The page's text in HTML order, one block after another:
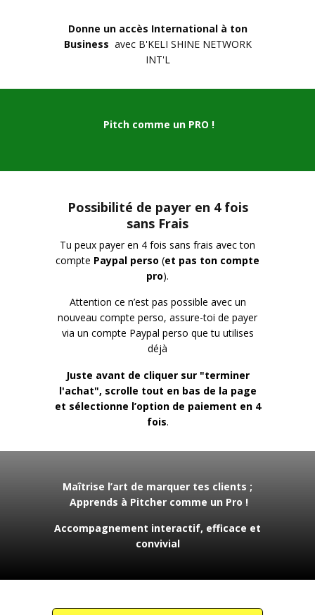
Donne un accès International à ton
Business avec B'KELI SHINE NETWORK
INT'L
Pitch comme un PRO !
Possibilité de payer en 4 fois
sans Frais
Tu peux payer en 4 fois sans frais avec ton
compte Paypal perso (et pas ton compte
pro).
Attention ce n’est pas possible avec un
nouveau compte perso, assure-toi de payer
via un compte Paypal perso que tu utilises
déjà
Juste avant de cliquer sur "terminer
l'achat", scrolle tout en bas de la page
et sélectionne l’option de paiement en 4
fois.
Maîtrise l’art de marquer tes clients ;
Apprends à Pitcher comme un Pro !
Accompagnement interactif, efficace et
convivial